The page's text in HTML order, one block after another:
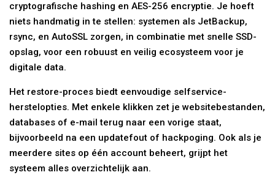
cryptografische hashing en AES-256 encryptie. Je hoeft
niets handmatig in te stellen: systemen als JetBackup,
rsync, en AutoSSL zorgen, in combinatie met snelle SSD-
opslag, voor een robuust en veilig ecosysteem voor je
digitale data.
Het restore-proces biedt eenvoudige selfservice-
herstelopties. Met enkele klikken zet je websitebestanden,
databases of e-mail terug naar een vorige staat,
bijvoorbeeld na een updatefout of hackpoging. Ook als je
meerdere sites op één account beheert, grijpt het
systeem alles overzichtelijk aan.